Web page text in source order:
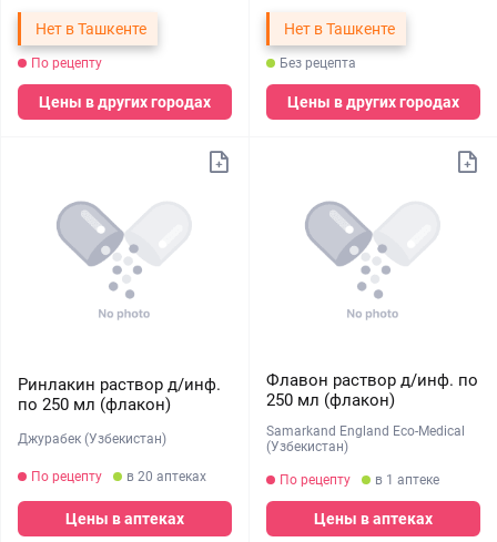
Нет в Ташкенте
По рецепту
Цены в других городах
Нет в Ташкенте
Без рецепта
Цены в других городах
Ринлакин раствор д/инф.
по 250 мл (флакон)
Джурабек (Узбекистан)
По рецепту в 20 аптеках
Цены в аптеках
Флавон раствор д/инф. по
250 мл (флакон)
Samarkand England Eco-Medical
(Узбекистан)
По рецепту в 1 аптеке
Цены в аптеках